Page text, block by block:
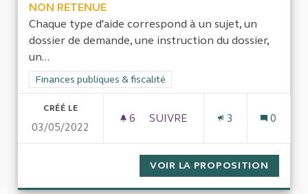
NON RETENUE
Chaque type d'aide correspond à un sujet, un
dossier de demande, une instruction du dossier,
un...
Filtrer les résultats de la catégorie : Finances publiques &
Finances publiques & fiscalité
CRÉÉ LE
03/05/2022
6 6 ABONNÉS
SUIVRE
3 0
VOIR LA PROPOSITION